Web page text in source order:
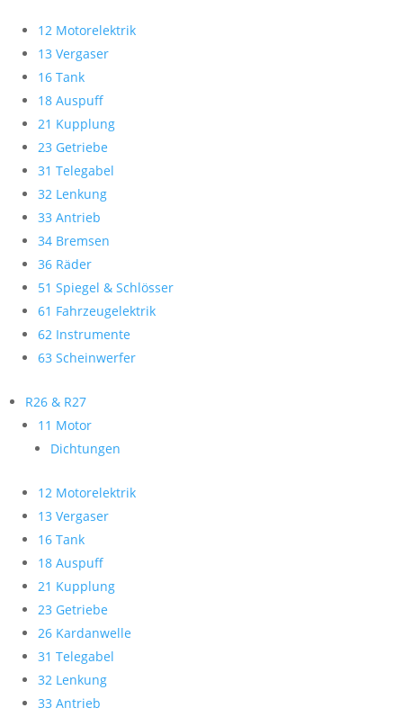
12 Motorelektrik
13 Vergaser
16 Tank
18 Auspuff
21 Kupplung
23 Getriebe
31 Telegabel
32 Lenkung
33 Antrieb
34 Bremsen
36 Räder
51 Spiegel & Schlösser
61 Fahrzeugelektrik
62 Instrumente
63 Scheinwerfer
R26 & R27
11 Motor
Dichtungen
12 Motorelektrik
13 Vergaser
16 Tank
18 Auspuff
21 Kupplung
23 Getriebe
26 Kardanwelle
31 Telegabel
32 Lenkung
33 Antrieb